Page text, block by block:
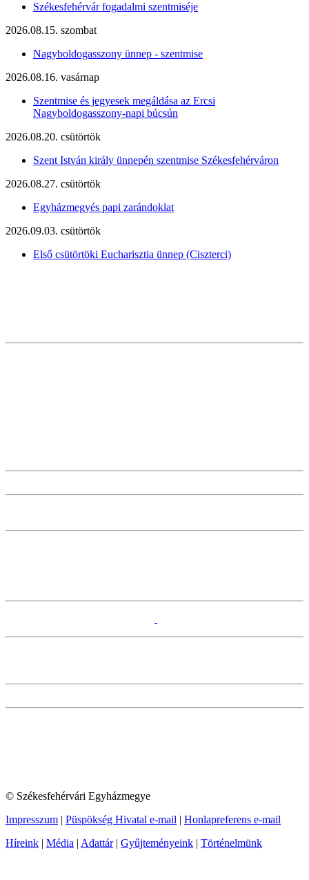
Székesfehérvár fogadalmi szentmiséje
2026.08.15. szombat
Nagyboldogasszony ünnep - szentmise
2026.08.16. vasárnap
Szentmise és jegyesek megáldása az Ercsi
Nagyboldogasszony-napi búcsún
2026.08.20. csütörtök
Szent István király ünnepén szentmise Székesfehérváron
2026.08.27. csütörtök
Egyházmegyés papi zarándoklat
2026.09.03. csütörtök
Első csütörtöki Eucharisztia ünnep (Ciszterci)
© Székesfehérvári Egyházmegye
Impresszum | Püspökség Hivatal e-mail | Honlapreferens e-mail
Híreink | Média | Adattár| Gyűjteményeink | Történelmünk